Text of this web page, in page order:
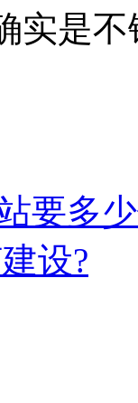
实是
要多
设?